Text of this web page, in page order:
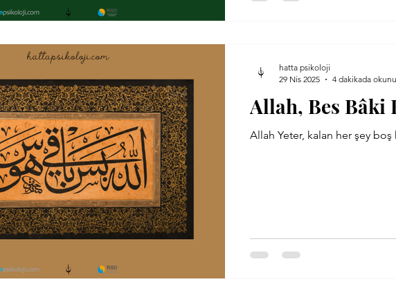
Allah, Bes Bâki
Allah Yeter, kalan her şey boş
hatta psikoloji
29 Nis 2025
4 dakikada